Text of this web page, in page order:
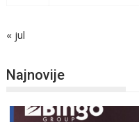
« jul
Najnovije